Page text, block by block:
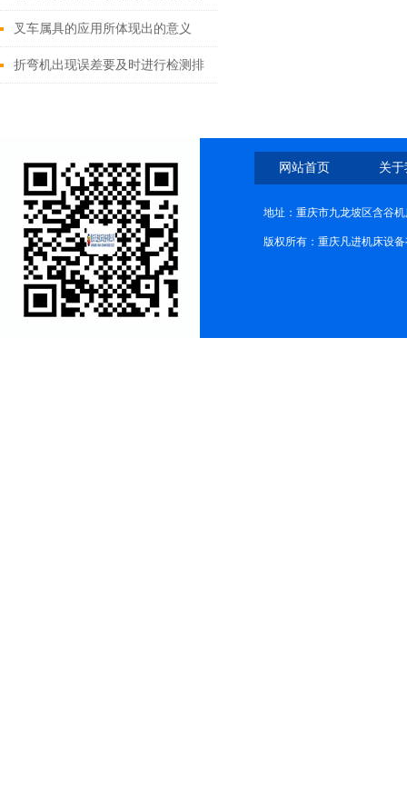
维护和保养？
叉车属具的应用所体现出的意义
折弯机出现误差要及时进行检测排
网站首页 关
地址：重庆市九龙坡区含谷
版权所有：重庆凡进机床设